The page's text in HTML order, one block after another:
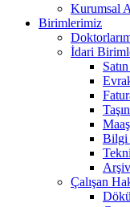
Kurumsal
Birimlerimiz
İdari
Bilgi
Arşiv
Çalışan